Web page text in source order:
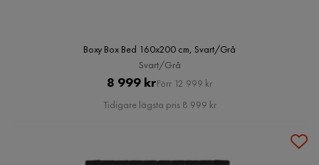
Boxy Box Bed 160x200 cm, Svart/Grå
Svart/Grå
Pris
8 999 krOriginal
Pris
Förr 12 999 kr
Tidigare lägsta pris 8 999 kr